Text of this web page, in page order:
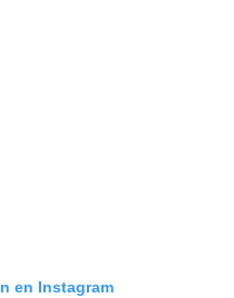
en Instagram